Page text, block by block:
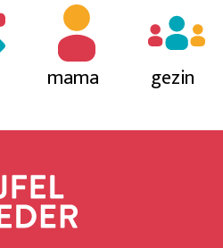
mama gezin